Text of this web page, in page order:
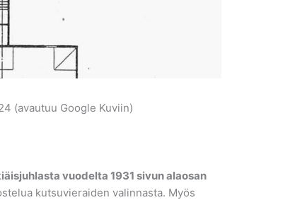
(avautuu Google Kuviin)
vuodelta 1931 sivun alaosan
kutsuvieraiden valinnasta. Myös